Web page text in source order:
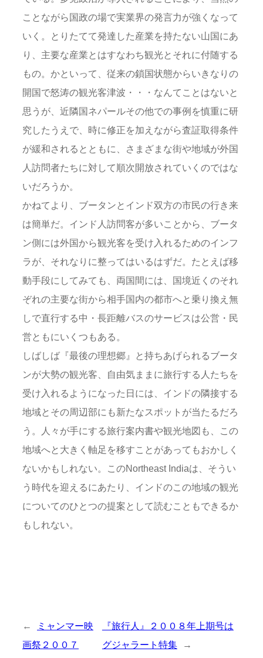
ことながら国政の場で実業界の発言力が強くなって
いく。とりたてて発達した産業を持たない山国にあ
り、主要な産業とはすなわち観光とそれに付随する
もの。かといって、従来の鎖国状態からいきなりの
開国で怒涛の観光客津波・・・なんてことはないと
思うが、近隣国ネパールその他での事例を慎重に研
究したうえで、時に修正を加えながら査証取得条件
が緩和されるとともに、さまざまな街や地域が外国
人訪問者たちに対して順次開放されていくのではな
いだろうか。
かねてより、ブータンとインド双方の市民の行き来
は簡単だ。インド人訪問客が多いことから、ブータ
ン側には外国から観光客を受け入れるためのインフ
ラが、それなりに整ってはいるはずだ。たとえば移
動手段にしてみても、両国間には、国境近くのそれ
ぞれの主要な街から相手国内の都市へと乗り換え無
しで直行する中・長距離バスのサービスは公営・民
営ともにいくつもある。
しばしば『最後の理想郷』と持ちあげられるブータ
ンが大勢の観光客、自由気ままに旅行する人たちを
受け入れるようになった日には、インドの隣接する
地域とその周辺部にも新たなスポットが当たるだろ
う。人々が手にする旅行案内書や観光地図も、この
地域へと大きく軸足を移すことがあってもおかしく
ないかもしれない。このNortheast Indiaは、そうい
う時代を迎えるにあたり、インドのこの地域の観光
についてのひとつの提案として読むこともできるか
もしれない。
←
ミャンマー映
画祭２００７
『旅行人』２００８年上期号は
グジャラート特集
→